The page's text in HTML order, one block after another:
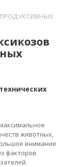
животных,
внимание
факторов